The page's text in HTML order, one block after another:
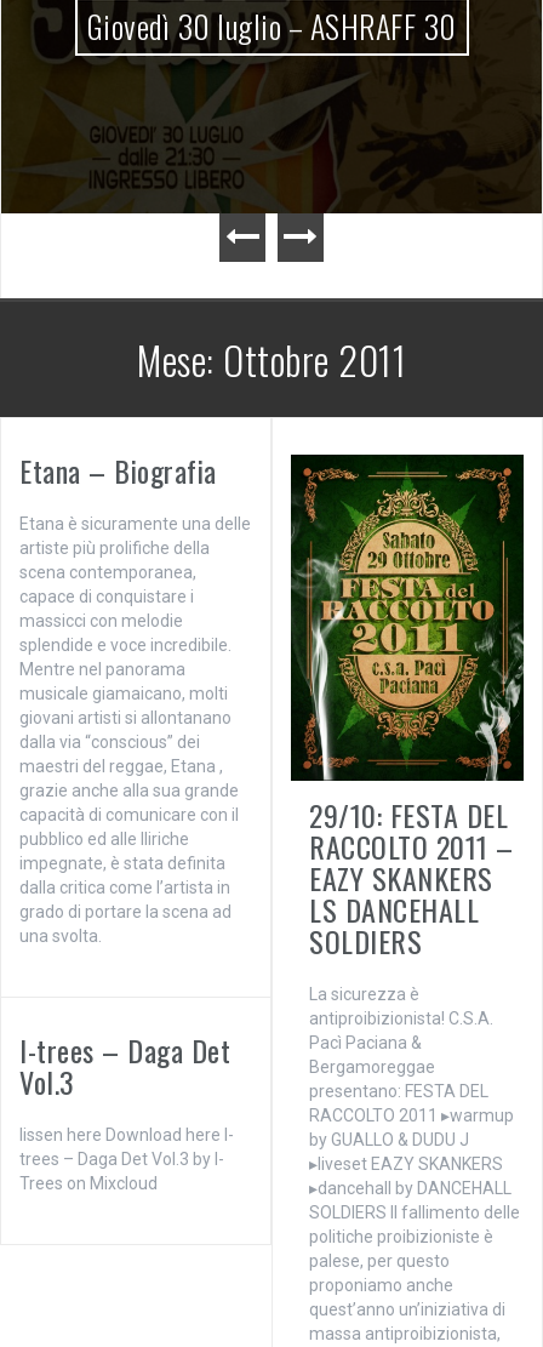
Giovedì 30 luglio – ASHRAFF 30
Mese: Ottobre 2011
Etana – Biografia
Etana è sicuramente una delle
artiste più prolifiche della
scena contemporanea,
capace di conquistare i
massicci con melodie
splendide e voce incredibile.
Mentre nel panorama
musicale giamaicano, molti
giovani artisti si allontanano
dalla via “conscious” dei
maestri del reggae, Etana ,
grazie anche alla sua grande
capacità di comunicare con il
pubblico ed alle lliriche
impegnate, è stata definita
dalla critica come l’artista in
grado di portare la scena ad
una svolta.
29/10: FESTA DEL
RACCOLTO 2011 –
EAZY SKANKERS
LS DANCEHALL
SOLDIERS
La sicurezza è
antiproibizionista! C.S.A.
Pacì Paciana &
Bergamoreggae
presentano: FESTA DEL
RACCOLTO 2011 ▸warmup
by GUALLO & DUDU J
▸liveset EAZY SKANKERS
▸dancehall by DANCEHALL
SOLDIERS Il fallimento delle
politiche proibizioniste è
palese, per questo
proponiamo anche
quest’anno un’iniziativa di
massa antiproibizionista,
I-trees – Daga Det
Vol.3
lissen here Download here I-
trees – Daga Det Vol.3 by I-
Trees on Mixcloud